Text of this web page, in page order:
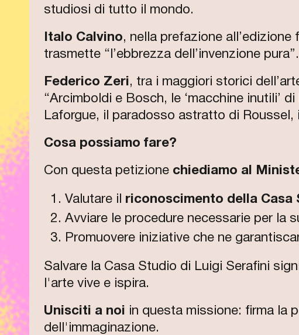
studiosi di tutto il mondo.
Italo Calvino, nella prefazione
trasmette “l’ebbrezza dell’invenzione pura”.
Federico Zeri, tra i maggiori storici
“Arcimboldi e Bosch, le ‘macchine inutili’
Laforgue, il paradosso astratto di
Cosa possiamo fare?
Con questa petizione chiediamo al
Valutare il riconoscimento della Casa
Avviare le procedure necessarie per la
Promuovere iniziative che ne
Salvare la Casa Studio di Luigi Serafini
l'arte vive e ispira.
Unisciti a noi in questa missione: firma la
dell'immaginazione.